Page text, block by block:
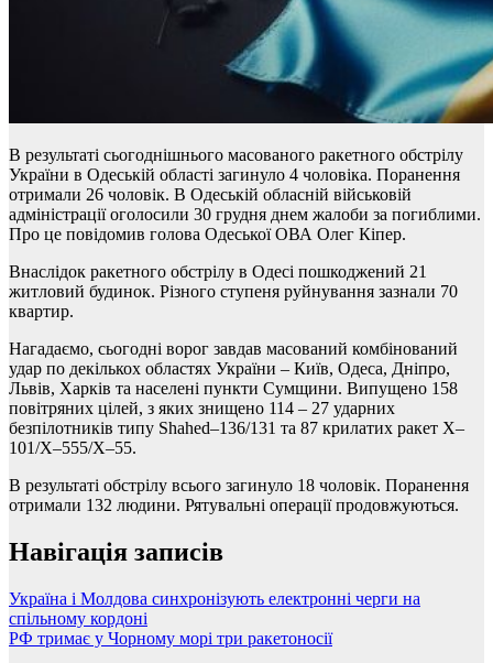
В результаті сьогоднішнього масованого ракетного обстрілу
України в Одеській області загинуло 4 чоловіка. Поранення
отримали 26 чоловік. В Одеській обласній військовій
адміністрації оголосили 30 грудня днем жалоби за погиблими.
Про це повідомив голова Одеської ОВА Олег Кіпер.
Внаслідок ракетного обстрілу в Одесі пошкоджений 21
житловий будинок. Різного ступеня руйнування зазнали 70
квартир.
Нагадаємо, сьогодні ворог завдав масований комбінований
удар по декількох областях України – Київ, Одеса, Дніпро,
Львів, Харків та населені пункти Сумщини. Випущено 158
повітряних цілей, з яких знищено 114 – 27 ударних
безпілотників типу Shahed–136/131 та 87 крилатих ракет Х–
101/Х–555/Х–55.
В результаті обстрілу всього загинуло 18 чоловік. Поранення
отримали 132 людини. Рятувальні операції продовжуються.
Навігація записів
Україна і Молдова синхронізують електронні черги на
спільному кордоні
РФ тримає у Чорному морі три ракетоносії